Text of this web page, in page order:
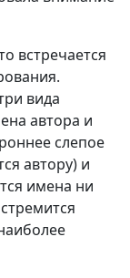
встречается
вида
автора и
слепое
автору) и
имена ни